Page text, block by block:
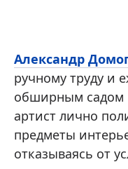
Александр
ручному труду и
обширным садом
артист лично
предметы
отказываясь от